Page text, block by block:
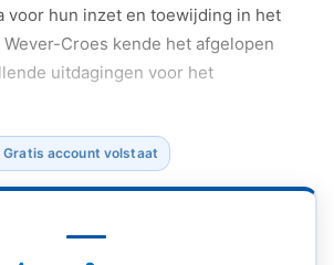
voor hun inzet en toewijding in het
Croes kende het afgelopen
uitdagingen voor het
Gratis account volstaat